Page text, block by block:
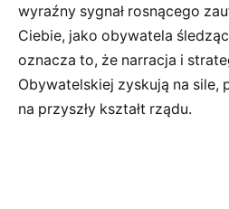
wyraźny sygnał rosnącego
Ciebie, jako obywatela
oznacza to, że narracja i
Obywatelskiej zyskują na sile,
na przyszły kształt rządu.